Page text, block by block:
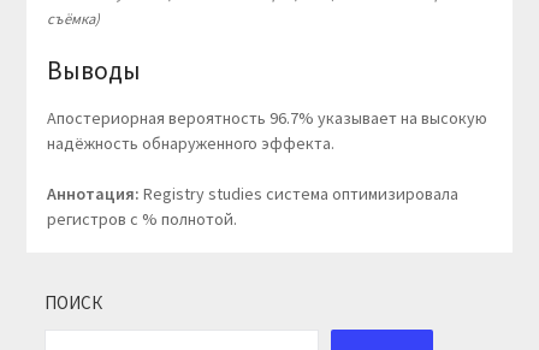
съёмка)
Выводы
Апостериорная вероятность 96.7% указывает на высокую
надёжность обнаруженного эффекта.
Аннотация: Registry studies система оптимизировала
регистров с % полнотой.
ПОИСК